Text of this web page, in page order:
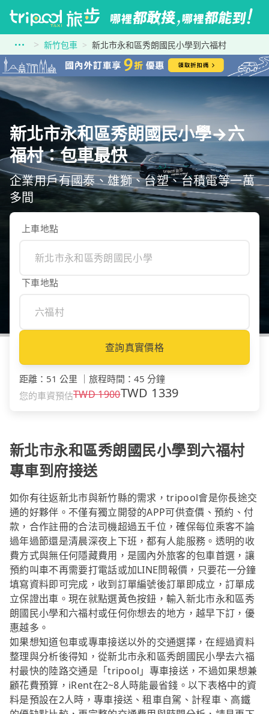
新竹包車 新北市永和區秀朗國民小學到六福村
新北市永和區秀朗國民小學→六
福村：包車最快
企業用戶有國泰、雄獅、台塑、台積電等一萬
多間
上車地點
下車地點
查詢真實價格
距離 ： 51 公里 旅程時間 ： 45 分鐘
您的車資預估TWD1900TWD 1339
新北市永和區秀朗國民小學到六福村
專車到府接送
如你有往返新北市與新竹縣的需求，tripool會是你長途交
通的好夥伴。不僅有獨立開發的APP可供查價、預約、付
款，合作註冊的合法司機超過五千位，確保每位乘客不論
過年過節還是清晨深夜上下班，都有人能服務。透明的收
費方式與無任何隱藏費用，是國內外旅客的包車首選，讓
預約叫車不再需要打電話或加LINE問報價，只要花一分鐘
填寫資料即可完成，收到訂單編號後訂單即成立，訂單成
立保證出車。現在就點選黃色按鈕，輸入新北市永和區秀
朗國民小學和六福村或任何你想去的地方，越早下訂，優
惠越多。
如果想知道包車或專車接送以外的交通選擇，在經過資料
整理與分析後得知，從新北市永和區秀朗國民小學去六福
村最快的陸路交通是「tripool」專車接送，不過如果想兼
顧花費預算，iRent在2~8人時能最省錢。以下表格中的資
料是預設在2人時，專車接送、租車自駕、計程車、高鐵